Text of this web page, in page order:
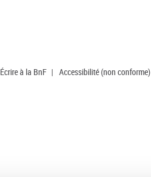
Écrire à la BnF | Accessibilité (non conforme)